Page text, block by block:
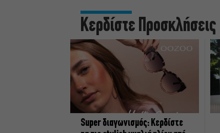
Κερδίστε Προσκλήσεις
Super διαγωνισμός: Κερδίστε